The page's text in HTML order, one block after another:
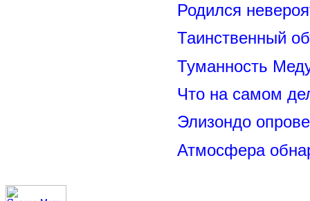
Родился
Таинственный
Туманность
Что на самом
Элизондо
Атмосфера